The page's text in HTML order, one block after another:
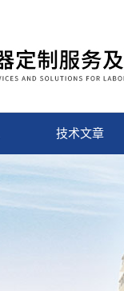
技术文章